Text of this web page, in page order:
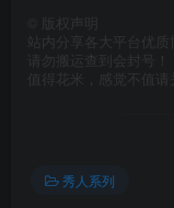
版权声明
站内分享各大平台优
请勿搬运查到会封号
值得花米，感觉不值请
秀人系列